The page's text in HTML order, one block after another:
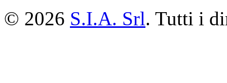
© 2026 S.I.A. Srl. Tutti i